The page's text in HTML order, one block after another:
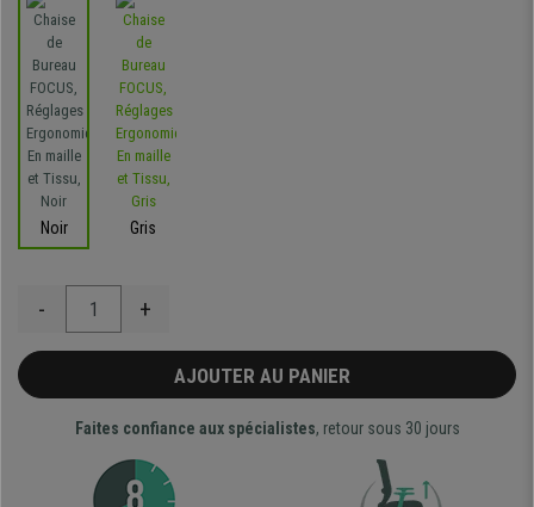
Noir Gris
- +
AJOUTER AU PANIER
Faites confiance aux spécialistes, retour sous 30 jours